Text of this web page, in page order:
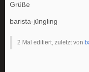
Grüße
barista-jüngling
2 Mal editiert, zuletzt von